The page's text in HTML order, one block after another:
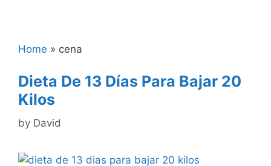
Home » cena
Dieta De 13 Días Para Bajar 20
Kilos
by David